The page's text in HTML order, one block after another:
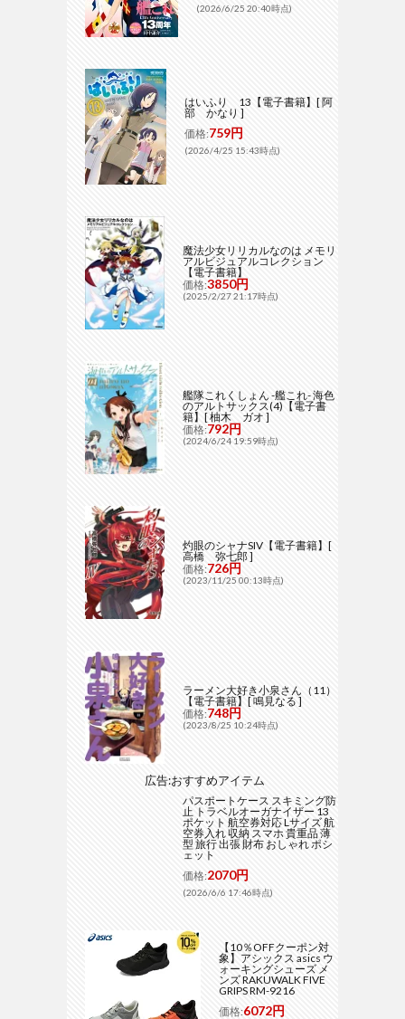
(2026/6/25 20:40時点)
はいふり 13【電子書籍】[ 阿
部 かなり ]
価格:759円
(2026/4/25 15:43時点)
魔法少女リリカルなのは メモリ
アルビジュアルコレクション
【電子書籍】
価格:3850円
(2025/2/27 21:17時点)
艦隊これくしょん -艦これ- 海色
のアルトサックス(4)【電子書
籍】[ 柚木 ガオ ]
価格:792円
(2024/6/24 19:59時点)
灼眼のシャナSIV【電子書籍】[
高橋 弥七郎 ]
価格:726円
(2023/11/25 00:13時点)
ラーメン大好き小泉さん（11）
【電子書籍】[ 鳴見なる ]
価格:748円
(2023/8/25 10:24時点)
広告:おすすめアイテム
パスポートケース スキミング防
止 トラベルオーガナイザー 13
ポケット 航空券対応 Lサイズ 航
空券入れ 収納 スマホ 貴重品 薄
型 旅行 出張 財布 おしゃれ ポシ
ェット
価格:2070円
(2026/6/6 17:46時点)
【10％OFFクーポン対
象】アシックス asics ウ
ォーキングシューズ メ
ンズ RAKUWALK FIVE
GRIPS RM-9216
価格:6072円